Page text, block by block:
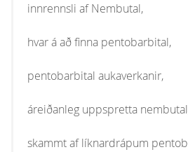
innrennsli af Nembutal,
hvar á að finna pentobarbital,
pentobarbital aukaverkanir,
áreiðanleg uppspretta
skammt af líknardrápum